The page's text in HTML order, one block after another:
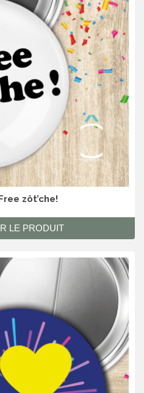
zôt’che!
LE PRODUIT